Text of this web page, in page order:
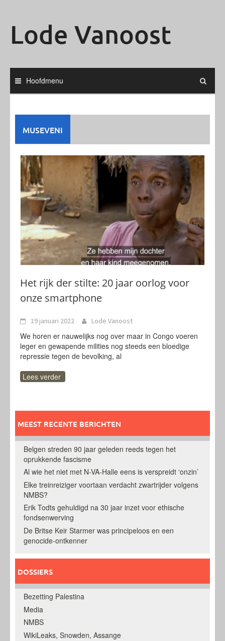
Lode Vanoost
Hoofdmenu
MUSEVENI
Het rijk der stilte: 20 jaar oorlog voor
onze smartphone
19 januari 2022 Lode Vanoost
We horen er nauwelijks nog over maar in Congo voeren
leger en gewapende milities nog steeds een bloedige
repressie tegen de bevolking, al
Lees verder
MEEST RECENTE BERICHTEN
Belgen streden 90 jaar geleden reeds tegen het
oprukkende fascisme
Al wie het niet met N-VA-Halle eens is verspreidt ‘onzin’
Elke treinreiziger voortaan verdacht zwartrijder volgens
NMBS?
Erik Todts gehuldigd na 30 jaar inzet voor ethische
fondsenwerving
De Britse Keir Starmer was principeloos en een
genocide-ontkenner
DOSSIERS
Bezetting Palestina
Media
NMBS
WikiLeaks, Snowden, Assange